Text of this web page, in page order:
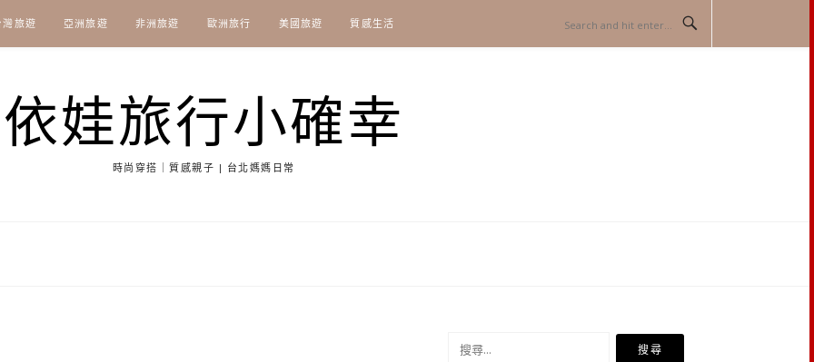
灣旅遊 亞洲旅遊 非洲旅遊 歐洲旅行 美國旅遊 質感生活
依娃旅行小確幸
時尚穿搭｜質感親子 | 台北媽媽日常
搜